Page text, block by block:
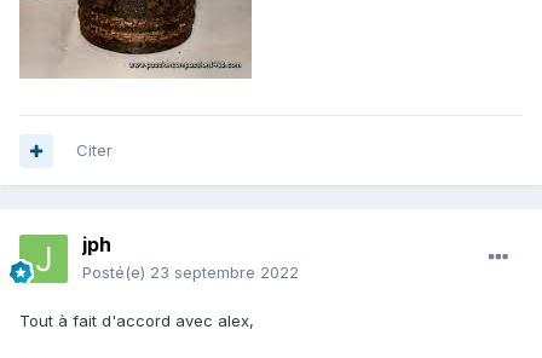
Citer
jph
Posté(e) 23 septembre 2022
Tout à fait d'accord avec alex,